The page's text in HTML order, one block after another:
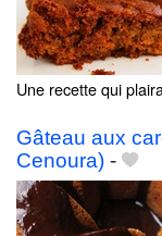
Une recette qui
Gâteau aux
Cenoura) -